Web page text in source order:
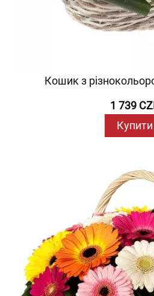
Кошик з
1 739
Купити